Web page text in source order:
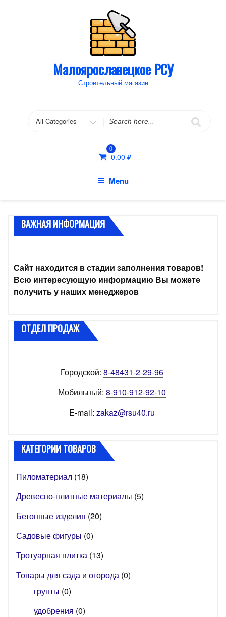
Малоярославецкое РСУ
Строительный магазин
Search
0
0.00₽
Menu
ВАЖНАЯ ИНФОРМАЦИЯ
Сайт находится в стадии заполнения товаров!
Всю интересующую информацию Вы можете
получить у наших менеджеров
ОТДЕЛ ПРОДАЖ
Городской: 8-48431-2-29-96
Мобильный: 8-910-912-92-10
E-mail: zakaz@rsu40.ru
КАТЕГОРИИ ТОВАРОВ
Пиломатериал (18)
Древесно-плитные материалы (5)
Бетонные изделия (20)
Садовые фигуры (0)
Тротуарная плитка (13)
Товары для сада и огорода (0)
грунты (0)
удобрения (0)